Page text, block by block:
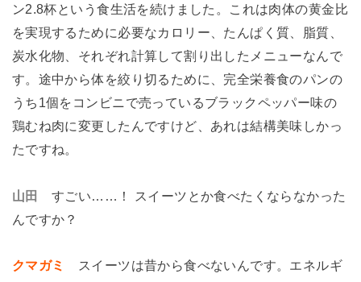
ン2.8杯という食生活を続けました。これは肉体の黄金比
を実現するために必要なカロリー、たんぱく質、脂質、
炭水化物、それぞれ計算して割り出したメニューなんで
す。途中から体を絞り切るために、完全栄養食のパンの
うち1個をコンビニで売っているブラックペッパー味の
鶏むね肉に変更したんですけど、あれは結構美味しかっ
たですね。
山田すごい……！ スイーツとか食べたくならなかった
んですか？
クマガミ
スイーツは昔から食べないんです。エネルギ